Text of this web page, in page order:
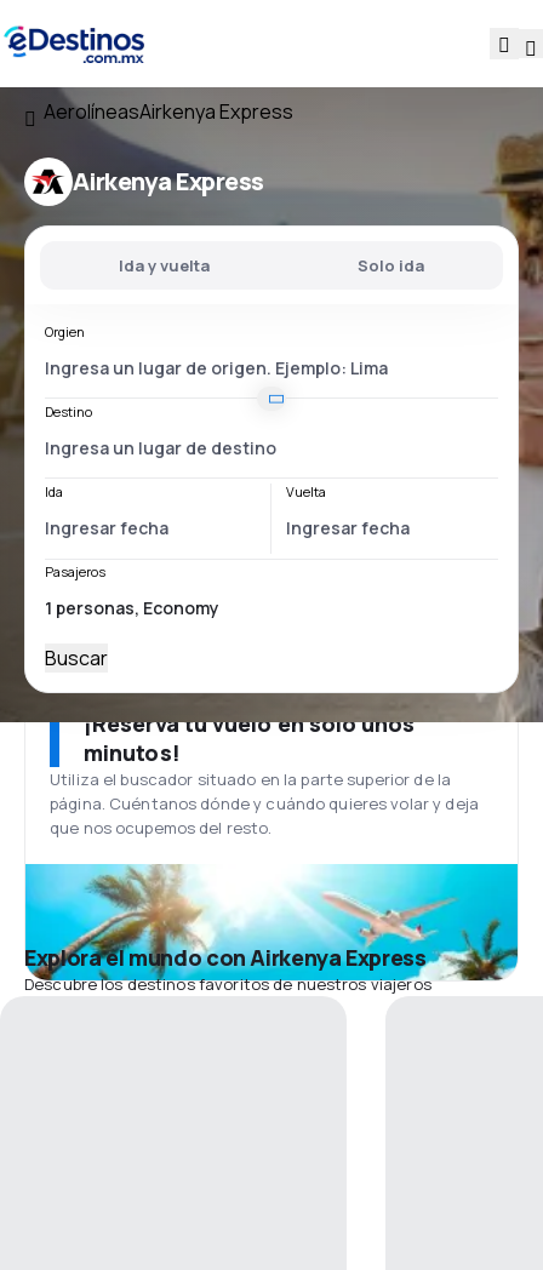
AerolíneasAirkenya Express
Airkenya Express
Ida y vuelta Solo ida
Orgien
Destino
Ida Vuelta
Pasajeros
Buscar
¡Reserva tu vuelo en solo unos
minutos!
Utiliza el buscador situado en la parte superior de la
página. Cuéntanos dónde y cuándo quieres volar y deja
que nos ocupemos del resto.
Explora el mundo con Airkenya Express
Descubre los destinos favoritos de nuestros viajeros